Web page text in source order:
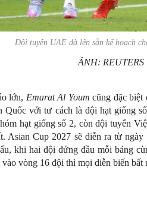
Đội tuyển UAE đã lên sẵn kế hoạch
ẢNH: REUTERS
lớn, Emarat Al Youmcũng đặc biệt
Quốc với tư cách là đội hạt giống
hạt giống số 2, còn đội tuyển
Asian Cup 2027 sẽ diễn ra từ
khi hai đội đứng đầu mỗi bảng
vào vòng 16 đội thì mọi diễn biến bất